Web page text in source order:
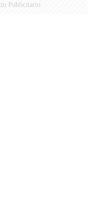
Publicitario